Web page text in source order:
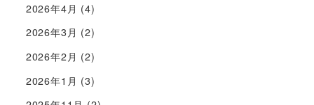
2026年4月 (4)
2026年3月 (2)
2026年2月 (2)
2026年1月 (3)